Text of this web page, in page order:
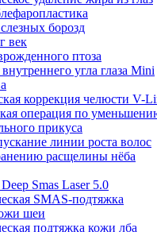
борозд
век
птоза
угла глаза Mini
коррекция челюсти V-
операция по
прикуса
линии роста волос
расщелины нёба
Smas Laser 5.0
SMAS-подтяжка
шеи
подтяжка кожи лба